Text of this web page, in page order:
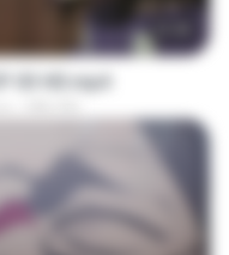
03 HD.mp4